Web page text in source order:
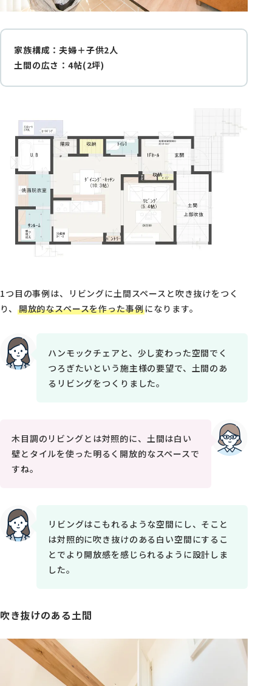
家族構成：夫婦＋子供2人
土間の広さ：4帖(2坪)
1つ目の事例は、リビングに土間スペースと吹き抜けをつく
り、 開放的なスペースを作った事例になります。
ハンモックチェアと、少し変わった空間でく
つろぎたいという施主様の要望で、土間のあ
るリビングをつくりました。
木目調のリビングとは対照的に、土間は白い
壁とタイルを使った明るく開放的なスペースで
すね。
リビングはこもれるような空間にし、そこと
は対照的に吹き抜けのある白い空間にするこ
とでより開放感を感じられるように設計しま
した。
吹き抜けのある土間